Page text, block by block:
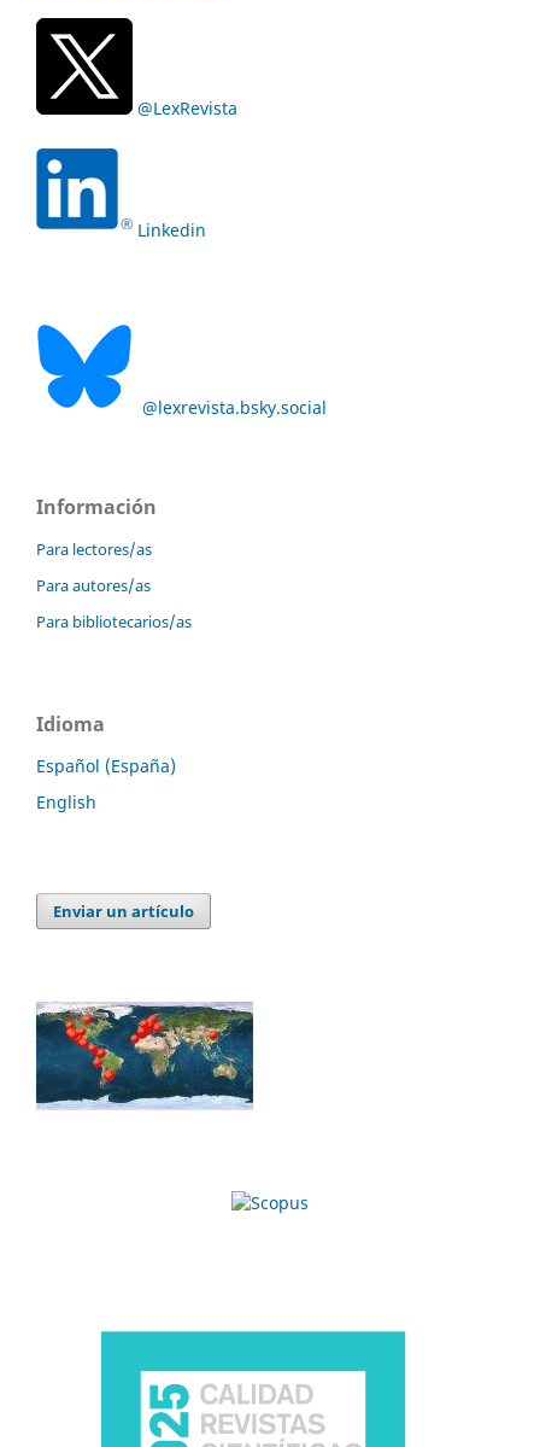
@LexRevista
Linkedin
@lexrevista.bsky.social
Información
Para lectores/as
Para autores/as
Para bibliotecarios/as
Idioma
Español (España)
English
Enviar un artículo